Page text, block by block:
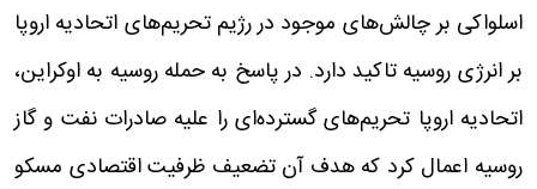
اسلواکی بر چالش‌های موجود در رژیم تحریم‌های اتحادیه اروپا
بر انرژی روسیه تاکید دارد. در پاسخ به حمله روسیه به اوکراین،
اتحادیه اروپا تحریم‌های گسترده‌ای را علیه صادرات نفت و گاز
روسیه اعمال کرد که هدف آن تضعیف ظرفیت اقتصادی مسکو